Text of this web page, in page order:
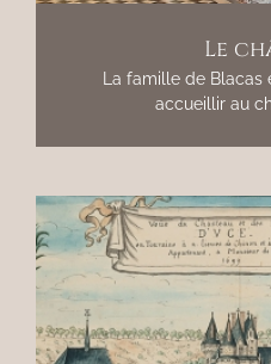
Le
La famille de
accueillir au